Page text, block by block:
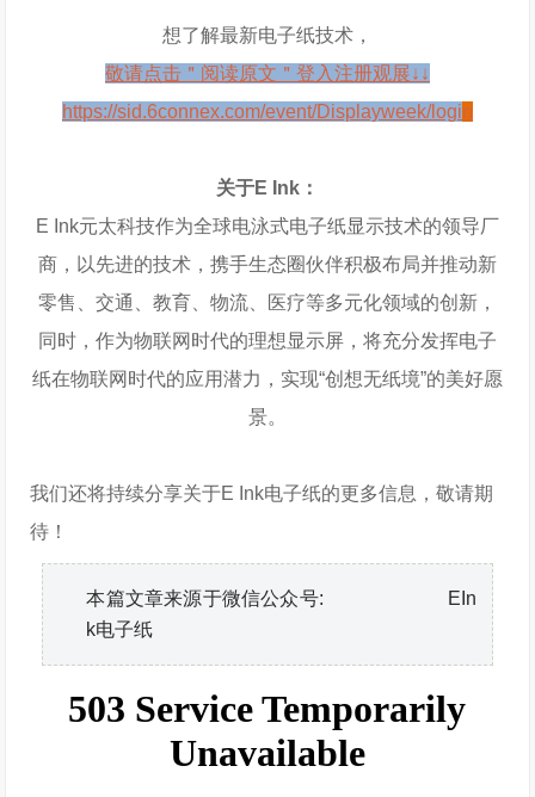
想了解最新电子纸技术，
敬请点击＂阅读原文＂登入注册观展↓↓
https://sid.6connex.com/event/Displayweek/login
关于E Ink：
E Ink元太科技作为全球电泳式电子纸显示技术的领导厂
商，以先进的技术，携手生态圈伙伴积极布局并推动新
零售、交通、教育、物流、医疗等多元化领域的创新，
同时，作为物联网时代的理想显示屏，将充分发挥电子
纸在物联网时代的应用潜力，实现“创想无纸境”的美好愿
景。
我们还将持续分享关于E Ink电子纸的更多信息，敬请期
待！
本篇文章来源于微信公众号: EIn
k电子纸